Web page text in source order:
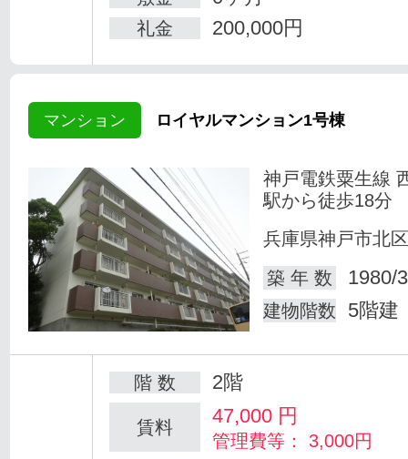
礼金 200,000円
マンション ロイヤルマンション1号棟
神戸電鉄粟生線
駅から徒歩18分
兵庫県神戸市北
築 年 数
1980/
建物階数 5階建
階 数 2階
賃料 47,000 円
管理費等： 3,000円